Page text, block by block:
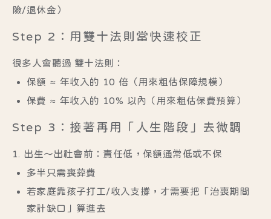
險/退休金）
Step 2：用雙十法則當快速校正
很多人會聽過 雙十法則
：
保額 ≈ 年收入的 10 倍 （用來粗估保障規模）
保費 ≈ 年收入的 10% 以內
（用來粗估保費預算）
Step 3：接著再用「人生階段」去微調
1. 出生～出社會前：責任低，保額通常低或不保
多半只需喪葬費
若家庭靠孩子打工/收入支撐，才需要把「治喪期間
家計缺口」算進去